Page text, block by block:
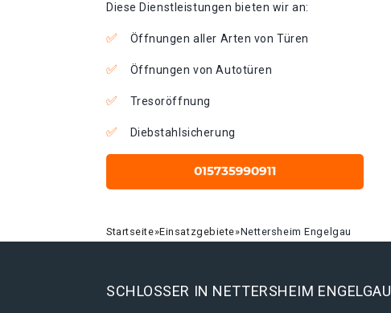
Diese Dienstleistungen bieten wir an:
Öffnungen aller Arten von Türen
Öffnungen von Autotüren
Tresoröffnung
Diebstahlsicherung
Startseite»Einsatzgebiete»Nettersheim Engelgau
SCHLOSSER IN NETTERSHEIM ENGELGAU